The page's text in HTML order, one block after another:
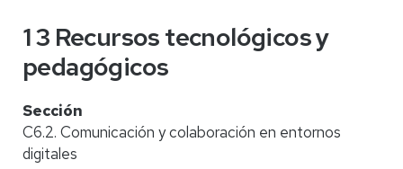
1 3 Recursos tecnológicos y
pedagógicos
Sección
C6.2. Comunicación y colaboración en entornos
digitales